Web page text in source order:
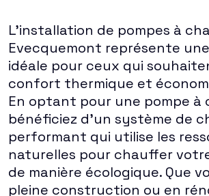
L'installation de pompes à
Evecquemont représente
idéale pour ceux qui
confort thermique et
En optant pour une pompe à
bénéficiez d'un système de
performant qui utilise les
naturelles pour chauffer
de manière écologique. Que
pleine construction ou en